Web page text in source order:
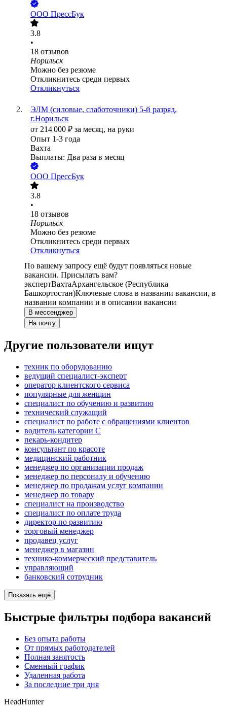
ООО ПрессБук
3.8
•
18 отзывов
Норильск
Можно без резюме
Откликнитесь среди первых
Откликнуться
ЭЛМ (силовые, слаботочники) 5-й разряд,
г.Норильск
от 214 000 ₽ за месяц, на руки
Опыт 1-3 года
Вахта
Выплаты: Два раза в месяц
ООО ПрессБук
3.8
•
18 отзывов
Норильск
Можно без резюме
Откликнитесь среди первых
Откликнуться
По вашему запросу ещё будут появляться новые
вакансии. Присылать вам?
экспертВахтаАрхангельское (Республика
Башкортостан)Ключевые слова в названии вакансии, в
названии компании и в описании вакансии
В мессенджер
На почту
Другие пользователи ищут
техник по оборудованию
ведущий специалист-эксперт
оператор клиентского сервиса
популярные для женщин
специалист по обучению и развитию
технический служащий
специалист по работе с обращениями клиентов
водитель категории C
пекарь-кондитер
консультант по красоте
медицинский работник
менеджер по организации продаж
менеджер по персоналу и обучению
менеджер по продажам услуг компании
менеджер по товару
специалист на производство
специалист по оплате труда
директор по развитию
торговый менеджер
продавец услуг
менеджер в магазин
технико-коммерческий представитель
управляющий
банковский сотрудник
Показать ещё
Быстрые фильтры подбора вакансий
Без опыта работы
От прямых работодателей
Полная занятость
Сменный график
Удаленная работа
За последние три дня
HeadHunter